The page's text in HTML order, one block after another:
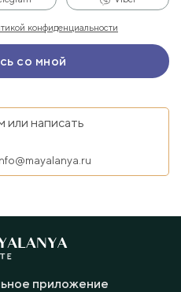
конфиденциальности
или написать
приложение